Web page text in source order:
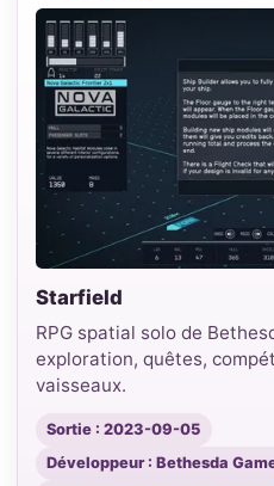
Starfield
RPG spatial solo de
exploration, quêtes,
vaisseaux.
Sortie : 2023-09-05
Développeur : Bethesda